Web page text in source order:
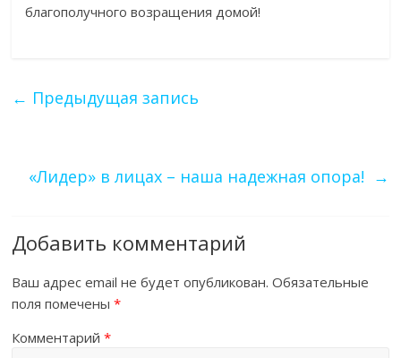
благополучного возращения домой!
← Предыдущая запись
«Лидер» в лицах – наша надежная опора! →
Добавить комментарий
Ваш адрес email не будет опубликован. Обязательные
поля помечены*
Комментарий*